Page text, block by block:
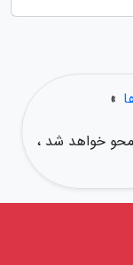
»
محو خواهد شد ،